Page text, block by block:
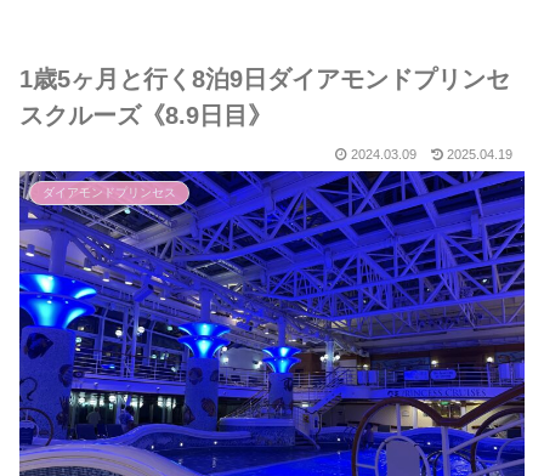
1歳5ヶ月と行く8泊9日ダイアモンドプリンセ
スクルーズ《8.9日目》
2024.03.09 2025.04.19
ダイアモンドプリンセス